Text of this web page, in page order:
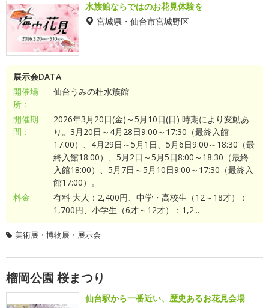
水族館ならではのお花見体験を
宮城県・仙台市宮城野区
展示会DATA
開催場
所：
仙台うみの杜水族館
開催期
間：
2026年3月20日(金)～5月10日(日) 時期により変動あ
り。3月20日～4月28日9:00～17:30（最終入館
17:00）、4月29日～5月1日、5月6日9:00～18:30（最
終入館18:00）、5月2日～5月5日8:00～18:30（最終
入館18:00）、5月7日～5月10日9:00～17:30（最終入
館17:00）。
料金:
有料 大人：2,400円、中学・高校生（12～18才）：
1,700円、小学生（6才～12才）：1,2...
美術展・博物展・展示会
榴岡公園 桜まつり
仙台駅から一番近い、歴史あるお花見会場